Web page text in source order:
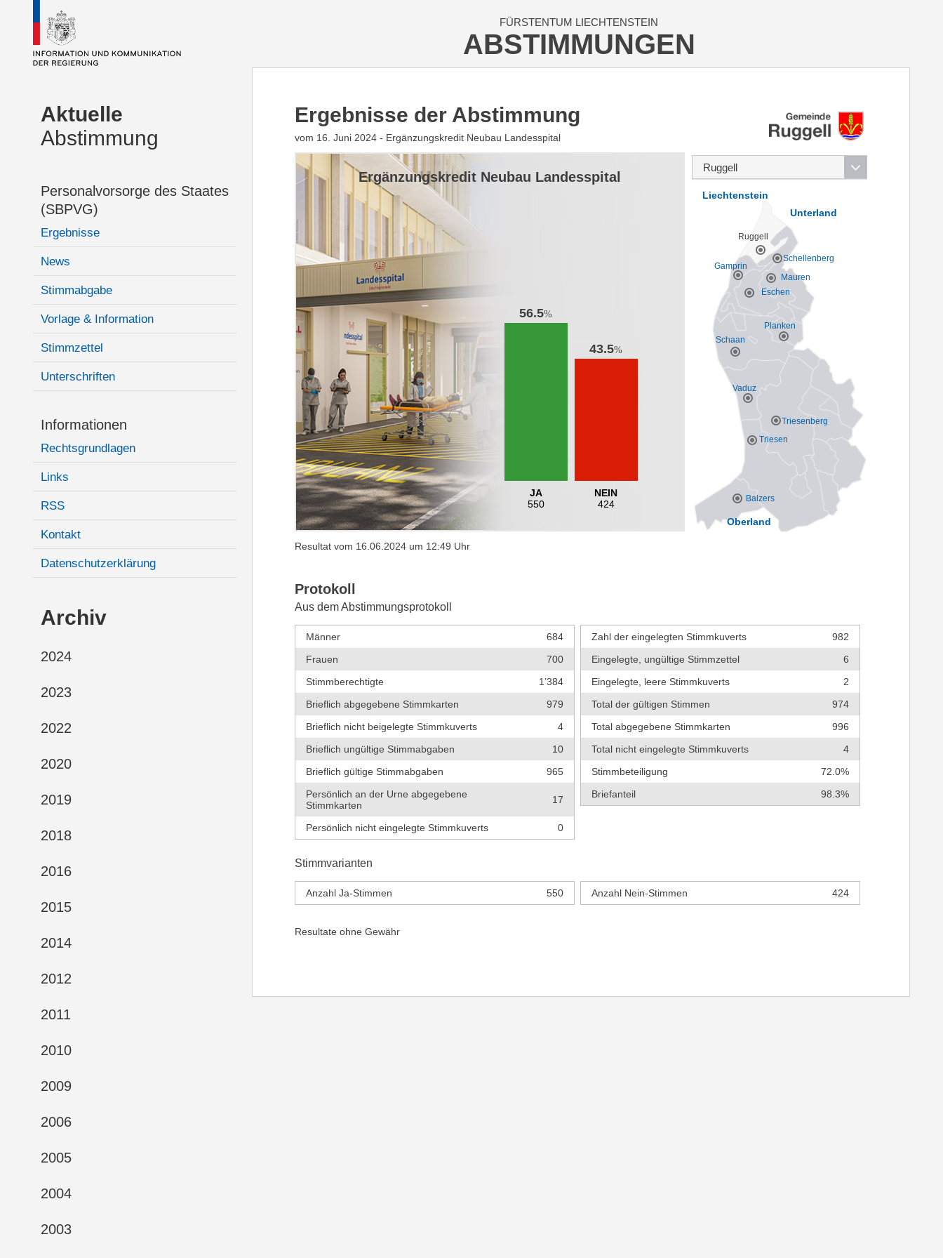
FÜRSTENTUM LIECHTENSTEIN
ABSTIMMUNGEN
Aktuelle
Abstimmung
Personalvorsorge des Staates
(SBPVG)
Ergebnisse
News
Stimmabgabe
Vorlage & Information
Stimmzettel
Unterschriften
Informationen
Rechtsgrundlagen
Links
RSS
Kontakt
Datenschutzerklärung
Archiv
2024
2023
2022
2020
2019
2018
2016
2015
2014
2012
2011
2010
2009
2006
2005
2004
2003
Vaduz
Balzers
Planken
Schaan
Triesen
Triesenberg
Eschen
Gamprin
Mauren
Ruggell
Schellenberg
Oberland
Unterland
Liechtenstein
Ergebnisse der Abstimmung
vom 16. Juni 2024 - Ergänzungskredit Neubau Landesspital
Ergänzungskredit Neubau Landesspital
56.5%
JA
550
43.5%
NEIN
424
Resultat vom 16.06.2024 um 12:49 Uhr
Protokoll
Aus dem Abstimmungsprotokoll
Männer
684
Frauen
700
Stimmberechtigte
1’384
Brieflich abgegebene Stimmkarten
979
Brieflich nicht beigelegte Stimmkuverts
4
Brieflich ungültige Stimmabgaben
10
Brieflich gültige Stimmabgaben
965
Persönlich an der Urne abgegebene
Stimmkarten
17
Persönlich nicht eingelegte Stimmkuverts 0
Zahl der eingelegten Stimmkuverts
982
Eingelegte, ungültige Stimmzettel
6
Eingelegte, leere Stimmkuverts
2
Total der gültigen Stimmen
974
Total abgegebene Stimmkarten
996
Total nicht eingelegte Stimmkuverts
4
Stimmbeteiligung
72.0%
Briefanteil
98.3%
Stimmvarianten
Anzahl Ja-Stimmen 550 Anzahl Nein-Stimmen 424
Resultate ohne Gewähr